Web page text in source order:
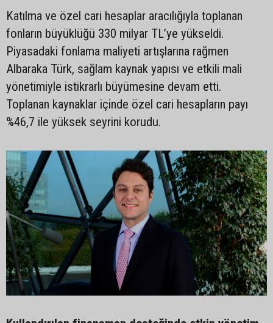
Katılma ve özel cari hesaplar aracılığıyla toplanan
fonların büyüklüğü 330 milyar TL’ye yükseldi.
Piyasadaki fonlama maliyeti artışlarına rağmen
Albaraka Türk, sağlam kaynak yapısı ve etkili mali
yönetimiyle istikrarlı büyümesine devam etti.
Toplanan kaynaklar içinde özel cari hesapların payı
%46,7 ile yüksek seyrini korudu.